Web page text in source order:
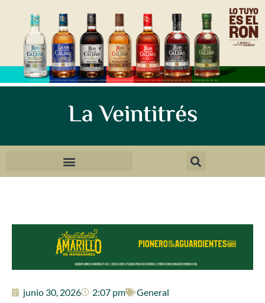
La Veintitrés
junio 30, 2026 2:07 pm General